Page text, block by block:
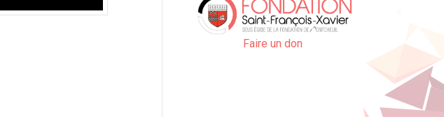
Faire un don